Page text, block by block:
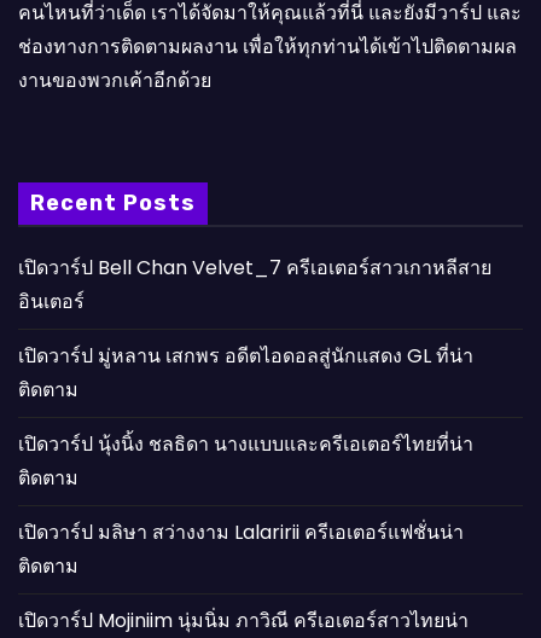
คนไหนที่ว่าเด็ด เราได้จัดมาให้คุณแล้วที่นี่ และยังมีวาร์ป และ
ช่องทางการติดตามผลงาน เพื่อให้ทุกท่านได้เข้าไปติดตามผล
งานของพวกเค้าอีกด้วย
Recent Posts
เปิดวาร์ป Bell Chan Velvet_7 ครีเอเตอร์สาวเกาหลีสาย
อินเตอร์
เปิดวาร์ป มู่หลาน เสกพร อดีตไอดอลสู่นักแสดง GL ที่น่า
ติดตาม
เปิดวาร์ป นุ้งนิ้ง ชลธิดา นางแบบและครีเอเตอร์ไทยที่น่า
ติดตาม
เปิดวาร์ป มลิษา สว่างงาม Lalaririi ครีเอเตอร์แฟชั่นน่า
ติดตาม
เปิดวาร์ป Mojiniim นุ่มนิ่ม ภาวิณี ครีเอเตอร์สาวไทยน่า